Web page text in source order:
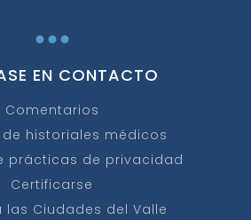
...
EN CONTACTO
Comentarios
historiales médicos
prácticas de privacidad
Certificarse
las Ciudades del Valle